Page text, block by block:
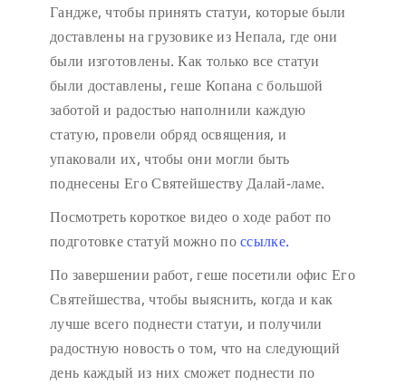
Гандже, чтобы принять статуи, которые были
доставлены на грузовике из Непала, где они
были изготовлены. Как только все статуи
были доставлены, геше Копана с большой
заботой и радостью наполнили каждую
статую, провели обряд освящения, и
упаковали их, чтобы они могли быть
поднесены Его Святейшеству Далай-ламе.
Посмотреть короткое видео о ходе работ по
подготовке статуй можно поссылке.
По завершении работ, геше посетили офис Его
Святейшества, чтобы выяснить, когда и как
лучше всего поднести статуи, и получили
радостную новость о том, что на следующий
день каждый из них сможет поднести по